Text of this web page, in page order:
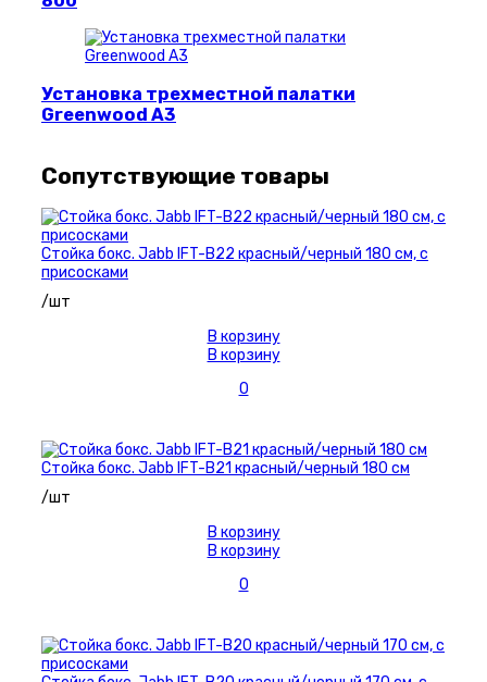
Установка трехместной палатки
Greenwood A3
Сопутствующие товары
Стойка бокс. Jabb IFT-B22 красный/черный 180 см, с
присосками
/шт
В корзину
В корзину
0
Стойка бокс. Jabb IFT-B21 красный/черный 180 см
/шт
В корзину
В корзину
0